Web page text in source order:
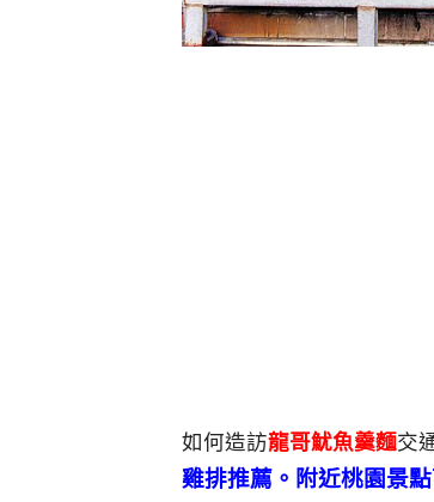
如何造訪龍哥魷魚羹麵交
雞排推薦。附近桃園景